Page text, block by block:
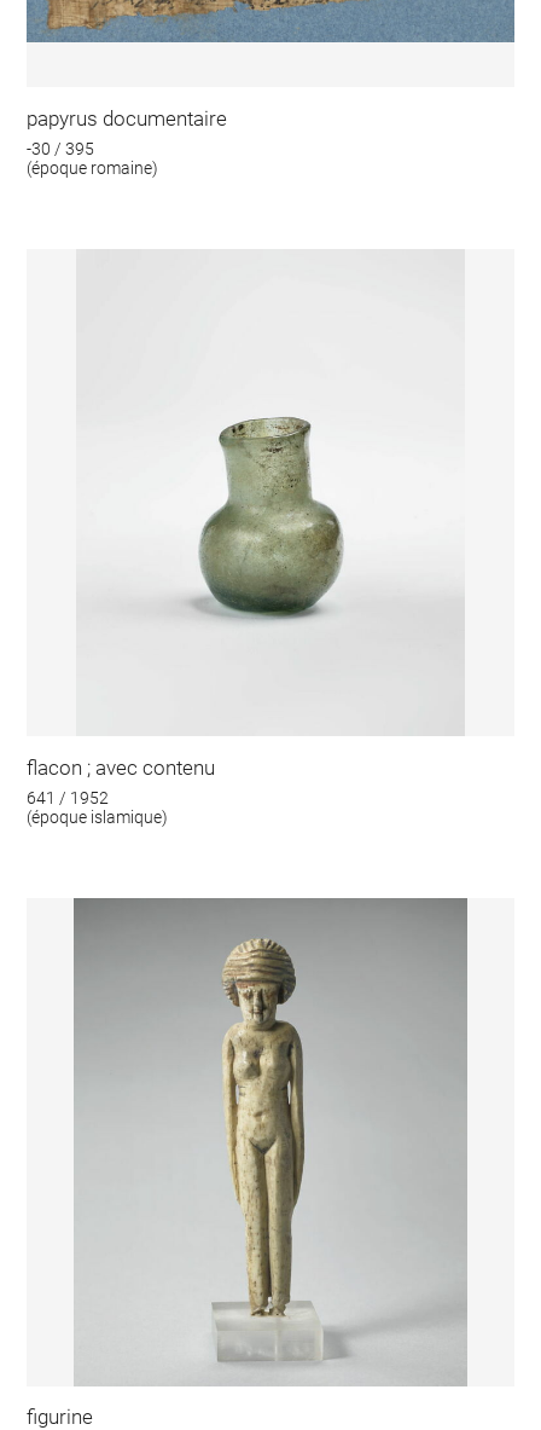
papyrus documentaire
-30 / 395
(époque romaine)
flacon ; avec contenu
641 / 1952
(époque islamique)
figurine